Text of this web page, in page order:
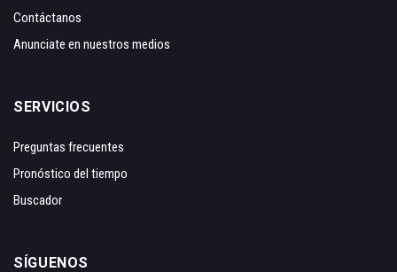
Contáctanos
Anunciate en nuestros medios
SERVICIOS
Preguntas frecuentes
Pronóstico del tiempo
Buscador
SÍGUENOS